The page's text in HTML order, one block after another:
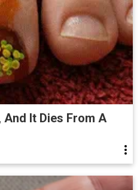
It Dies From A